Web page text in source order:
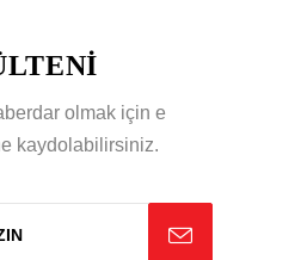
olmak için e
kaydolabilirsiniz.